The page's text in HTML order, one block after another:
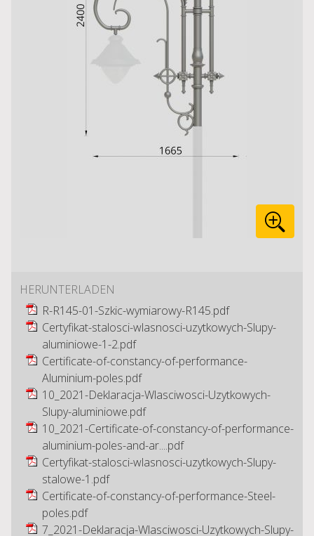
HERUNTERLADEN
R-R145-01-Szkic-wymiarowy-R145.pdf
Certyfikat-stalosci-wlasnosci-uzytkowych-Slupy-
aluminiowe-1-2.pdf
Certificate-of-constancy-of-performance-
Aluminium-poles.pdf
10_2021-Deklaracja-Wlasciwosci-Uzytkowych-
Slupy-aluminiowe.pdf
10_2021-Certificate-of-constancy-of-performance-
aluminium-poles-and-ar....pdf
Certyfikat-stalosci-wlasnosci-uzytkowych-Slupy-
stalowe-1.pdf
Certificate-of-constancy-of-performance-Steel-
poles.pdf
7_2021-Deklaracja-Wlasciwosci-Uzytkowych-Slupy-